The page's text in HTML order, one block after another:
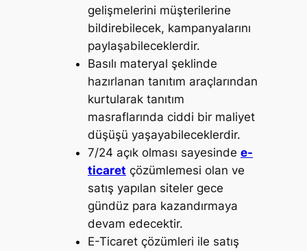
gelişmelerini müşterilerine
bildirebilecek, kampanyalarını
paylaşabileceklerdir.
Basılı materyal şeklinde
hazırlanan tanıtım araçlarından
kurtularak tanıtım
masraflarında ciddi bir maliyet
düşüşü yaşayabileceklerdir.
7/24 açık olması sayesinde e-
ticaret çözümlemesi olan ve
satış yapılan siteler gece
gündüz para kazandırmaya
devam edecektir.
E-Ticaret çözümleri ile satış